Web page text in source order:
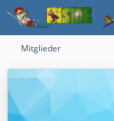
Mitglieder